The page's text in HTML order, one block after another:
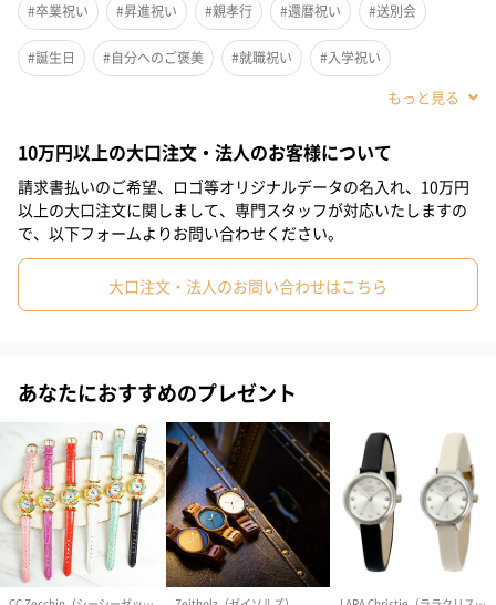
ウンを施すことでチズウィックの街並みを表現しました。イエロ
ーゴールドのケースとドーム型風防が、よりクラシックな印象を
与えてくれます。
商品仕様
ケースサイズ：34mm
#卒業祝い #昇進祝い #親孝行 #還暦祝い #送別会
#誕生日 #自分へのご褒美 #就職祝い #入学祝い
#母の日
#彼女 #女性 #妻 #母親 #祖母 #上司女性
#同僚女性 #妹 #姉 #娘 #姪 #部下女性 #義母
#親戚女性 #女子高校生 #10代 #20代前半
#40代 #50代 #60代 #70代 #80代
10万円以上の大口注文・法人のお客様について
請求書払いのご希望、ロゴ等オリジナルデータの名入れ、10万円
以上の大口注文に関しまして、専門スタッフが対応いたしますの
で、以下フォームよりお問い合わせください。
大口注文・法人のお問い合わせはこちら
あなたにおすすめのプレゼント